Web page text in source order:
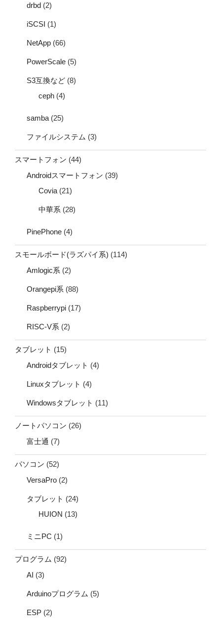
drbd (2)
iSCSI (1)
NetApp (66)
PowerScale (5)
S3互換など (8)
ceph (4)
samba (25)
ファイルシステム (3)
スマートフォン (44)
Androidスマートフォン (39)
Covia (21)
中華系 (28)
PinePhone (4)
スモールボード(ラズパイ系) (114)
Amlogic系 (2)
Orangepi系 (88)
Raspberrypi (17)
RISC-V系 (2)
タブレット (15)
Androidタブレット (4)
Linuxタブレット (4)
Windowsタブレット (11)
ノートパソコン (26)
富士通 (7)
パソコン (52)
VersaPro (2)
タブレット (24)
HUION (13)
ミニPC (1)
プログラム (92)
AI (3)
Arduinoプログラム (5)
ESP (2)